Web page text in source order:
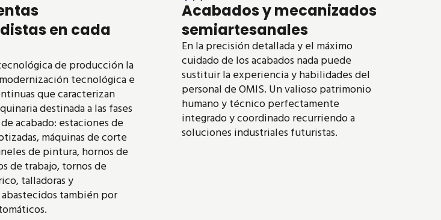
en cada
de producción la
tecnológica e
que caracterizan
destinada a las fases
acabado: estaciones de
máquinas de corte
de pintura, hornos de
de trabajo, tornos de
talladoras y
también por
Acabados y mecanizados
semiartesanales
En la precisión detallada y el máximo
cuidado de los acabados nada puede
sustituir la experiencia y habilidades del
personal de OMIS. Un valioso patrimonio
humano y técnico perfectamente
integrado y coordinado recurriendo a
soluciones industriales futuristas.